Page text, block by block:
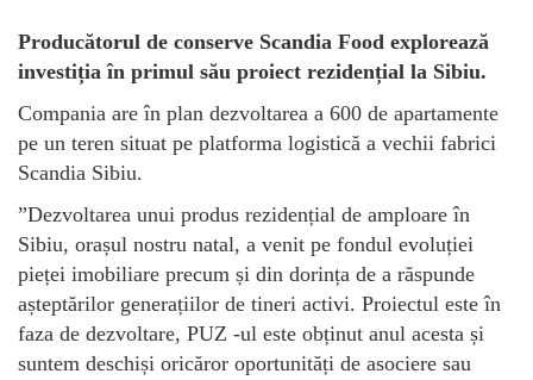
Producătorul de conserve Scandia Food explorează
investiția în primul său proiect rezidențial la Sibiu.
Compania are în plan dezvoltarea a 600 de apartamente
pe un teren situat pe platforma logistică a vechii fabrici
Scandia Sibiu.
”Dezvoltarea unui produs rezidențial de amploare în
Sibiu, orașul nostru natal, a venit pe fondul evoluției
pieței imobiliare precum și din dorința de a răspunde
așteptărilor generațiilor de tineri activi. Proiectul este în
faza de dezvoltare, PUZ -ul este obținut anul acesta și
suntem deschiși oricăror oportunități de asociere sau